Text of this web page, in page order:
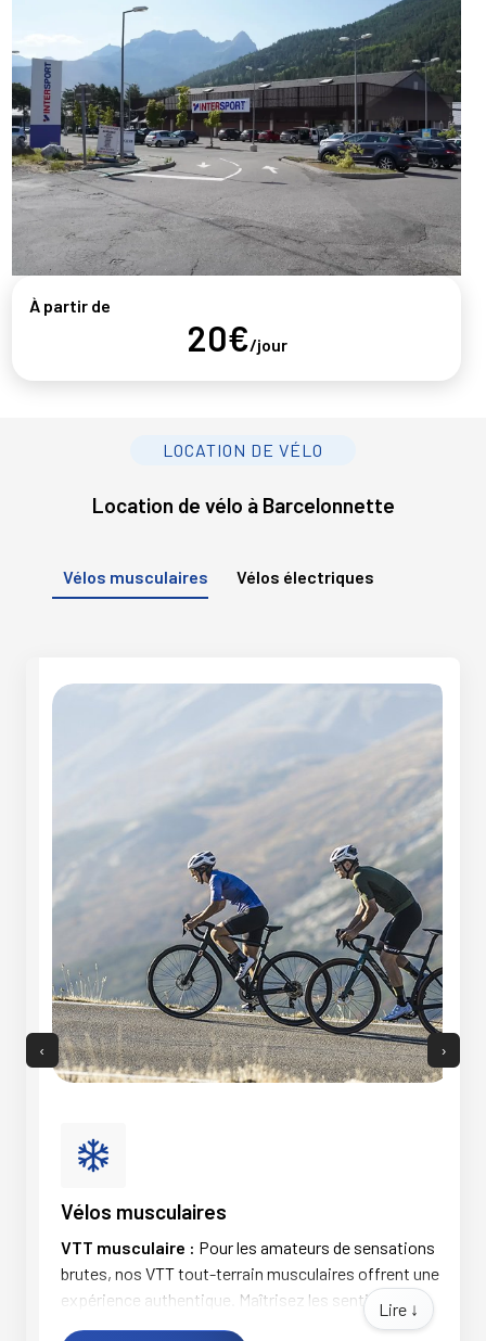
À partir de
20€/jour
LOCATION DE VÉLO
Location de vélo à Barcelonnette
Vélos musculaires Vélos électriques
‹
Vélos musculaires
VTT musculaire : Pour les amateurs de sensations
brutes, nos VTT tout-terrain musculaires offrent une
expérience authentique. Maîtrisez les sentiers avec
la puissance de vos jambes et ressentez l'adrénaline
Lire ↓
›